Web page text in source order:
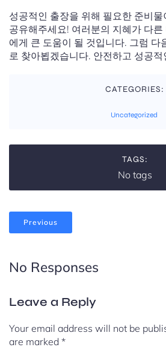
성공적인 출장을 위해 필요한 준비
공유해주세요! 여러분의 지혜가 다
에게 큰 도움이 될 것입니다. 그럼 다
로 찾아뵙겠습니다. 안전하고 성공적
CATEGORIES:
Uncategorized
TAGS:
No tags
Previous
No Responses
Leave a Reply
Your email address will not be
are marked *